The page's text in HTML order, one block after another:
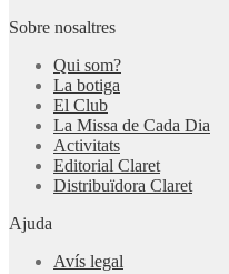
Sobre nosaltres
Qui som?
La botiga
El Club
La Missa de Cada Dia
Activitats
Editorial Claret
Distribuïdora Claret
Ajuda
Avís legal